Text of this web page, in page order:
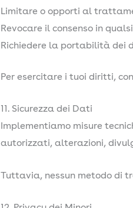
Limitare o opporti al
Revocare il consenso in
Richiedere la portabilità dei
Per esercitare i tuoi diritti,
11. Sicurezza dei Dati
Implementiamo misure
autorizzati, alterazioni,
Tuttavia, nessun metodo di